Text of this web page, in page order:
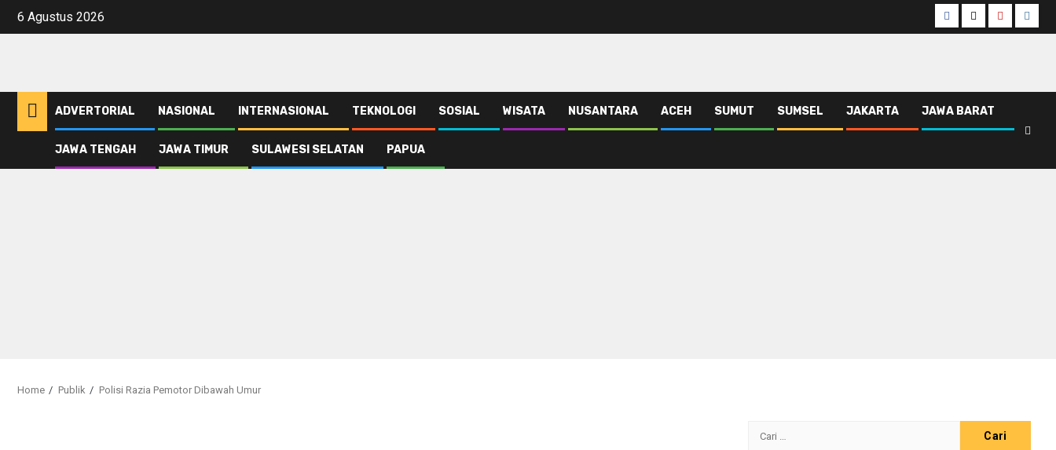
Skip
6 Agustus 2026 Facebook
TwitterYoutube
ADVERTORIAL NASIONAL INTERNASIONAL TEKNOLOGI SOSIAL WISATA NUSANTARA ACEH SUMUT SUMSEL JAKARTA JAWA BARAT
JAWA TENGAH JAWA TIMUR SULAWESI SELATAN PAPUA
Home Publik Polisi Razia Pemotor Dibawah Umur
Cari